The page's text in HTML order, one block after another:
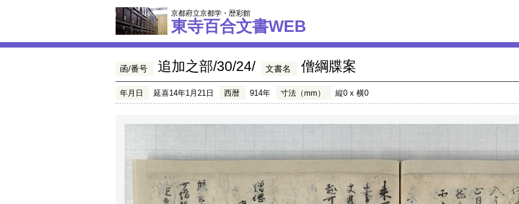
京都府立京都学・歴彩館
東寺百合文書WEB
函/番号 追加之部/30/24/ 文書名 僧綱牒案
年月日 延喜14年1月21日 西暦 914年 寸法（mm） 縦0 x 横0